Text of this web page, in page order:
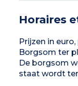
Max. capaciteit
2 slaapkamers
(90 cm),
1 aparte wc
Terras met
Airconditioning
Max. capaciteit
Horaires
Prijzen in
Borgsom ter
De borgsom
staat wordt